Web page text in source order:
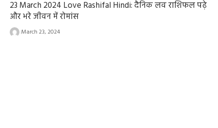
23 March 2024 Love Rashifal Hindi: दैनिक लव राशिफल पढ़े
और भरे जीवन में रोमांस
March 23, 2024